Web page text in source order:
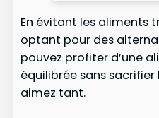
En évitant les aliments
optant pour des
pouvez profiter d’une
équilibrée sans
aimez tant.